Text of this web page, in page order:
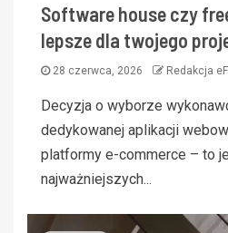
Software house czy
lepsze dla twojego
28 czerwca, 2026 Redakcja
Decyzja o wyborze
dedykowanej aplikacji
platformy e-commerce – to
najważniejszych...